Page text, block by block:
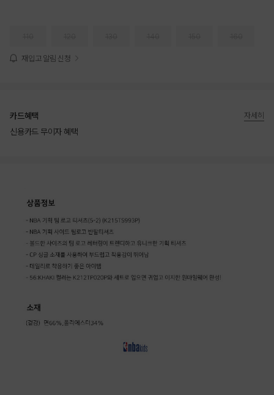
재입고 알림 신청
카드혜택
신용카드 무이자 혜택
자세히